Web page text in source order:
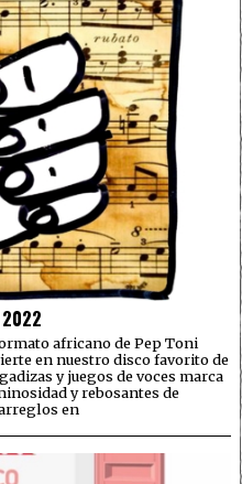
2022
africano de Pep Toni
en nuestro disco favorito de
y juegos de voces marca
y rebosantes de
en